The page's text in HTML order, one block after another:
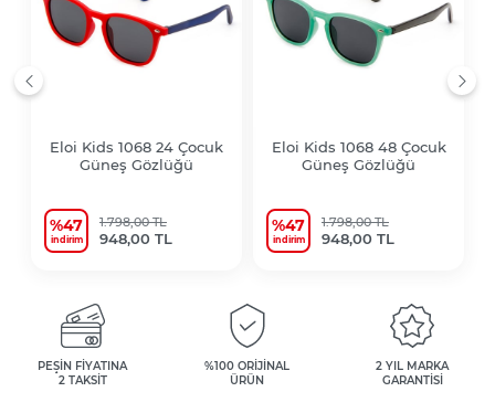
Eloi Kids 1068 24 Çocuk
Güneş Gözlüğü
%47
i̇ndirim 948,00 TL
1.798,00 TL
Eloi Kids 1068 48 Çocuk
Güneş Gözlüğü
%47
i̇ndirim 948,00 TL
1.798,00 TL
PEŞİN FİYATINA
2 TAKSİT
%100 ORİJİNAL
ÜRÜN
2 YIL MARKA
GARANTİSİ